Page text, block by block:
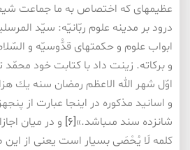
عظيمه‏اى كه اختصاص به ما جماعت
درود بر مدينه علوم ربّانيّه: سيّد
ابواب علوم و حكمتهاى قدُّوسيّه و
و بركاته. زينت داد با كتابت خود
اوّل شهر الله الاعظم رمضان سنه يك
و اسانيد مذكوره در اينجا عبارت از
شانزده سند مى‏باشد.»[۶]
و در ميان
كلمه لَا يُحْصَى بسيار است يعنى از اين